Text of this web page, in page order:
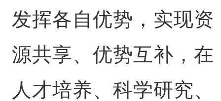
发挥各自优势，实现资
源共享、优势互补，在
人才培养、科学研究、